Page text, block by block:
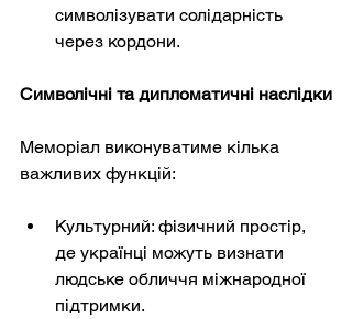
символізувати солідарність
через кордони.
Символічні та дипломатичні наслідки
Меморіал виконуватиме кілька
важливих функцій:
Культурний: фізичний простір,
де українці можуть визнати
людське обличчя міжнародної
підтримки.